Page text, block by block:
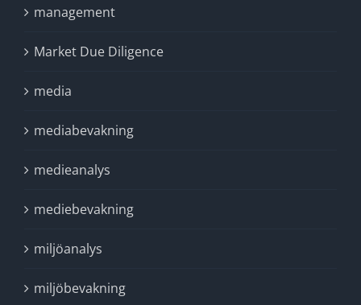
management
Market Due Diligence
media
mediabevakning
medieanalys
mediebevakning
miljöanalys
miljöbevakning